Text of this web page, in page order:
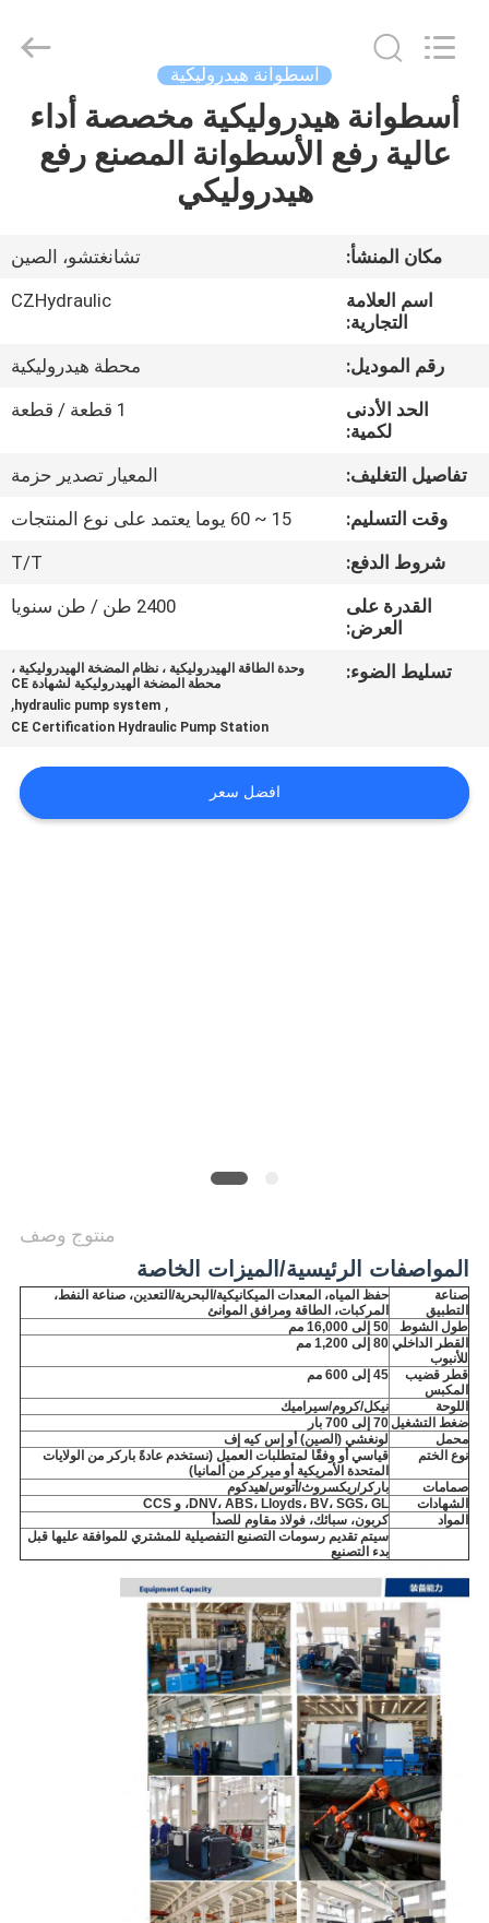
المنزل
فيديوهات
جولة
المصنع
مراقبة
الجودة
اقتباس
EQUIPMENT
CO.,LTD.
Reserved.
اسطوانة هيدروليكية
أسطوانة هيدروليكية مخصصة أداء
عالية رفع الأسطوانة المصنع رفع
هيدروليكي
مكان المنشأ:
تشانغتشو، الصين
اسم العلامة
التجارية:
CZHydraulic
رقم الموديل:
محطة هيدروليكية
الحد الأدنى
لكمية:
1 قطعة / قطعة
تفاصيل التغليف:
المعيار تصدير حزمة
وقت التسليم:
15 ~ 60 يوما يعتمد على نوع المنتجات
شروط الدفع:
T/T
القدرة على
العرض:
2400 طن / طن سنويا
تسليط الضوء:
وحدة الطاقة الهيدروليكية ، نظام المضخة الهيدروليكية ،
محطة المضخة الهيدروليكية لشهادة CE
,
hydraulic pump system
,
CE Certification Hydraulic Pump Station
افضل سعر
منتوج وصف
المواصفات الرئيسية/الميزات الخاصة
صناعة
التطبيق
حفظ المياه، المعدات الميكانيكية/البحرية/التعدين، صناعة النفط،
المركبات، الطاقة ومرافق الموانئ
طول الشوط
50 إلى 16,000 مم
القطر الداخلي
للأنبوب
80 إلى 1,200 مم
قطر قضيب
المكبس
45 إلى 600 مم
اللوحة
نيكل/كروم/سيراميك
ضغط التشغيل70 إلى 700 بار
محمل
لونغشي (الصين) أو إس كيه إف
نوع الختم
قياسي أو وفقًا لمتطلبات العميل (نستخدم عادةً باركر من الولايات
المتحدة الأمريكية أو ميركر من ألمانيا)
صمامات
باركر/ريكسروث/أتوس/هيدكوم
الشهادات
DNV، ABS، Lloyds، BV، SGS، GL، و CCS
المواد
كربون، سبائك، فولاذ مقاوم للصدأ
سيتم تقديم رسومات التصنيع التفصيلية للمشتري للموافقة عليها قبل
بدء التصنيع